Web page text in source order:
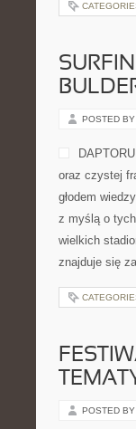
POSTED BY
oraz czystej
głodem
z myślą o
wielkich
znajduje się
POSTED BY